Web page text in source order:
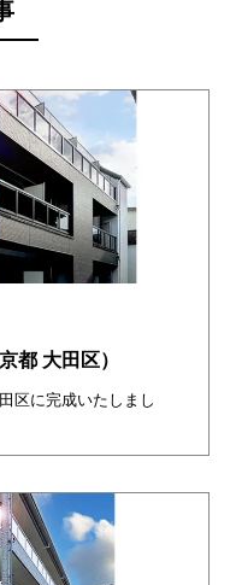
都 大田区）
区に完成いたしまし